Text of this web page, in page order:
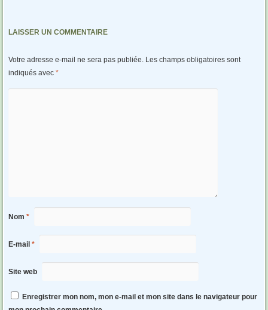
LAISSER UN COMMENTAIRE
Votre adresse e-mail ne sera pas publiée. Les champs obligatoires sont
indiqués avec *
Nom *
E-mail *
Site web
Enregistrer mon nom, mon e-mail et mon site dans le navigateur pour